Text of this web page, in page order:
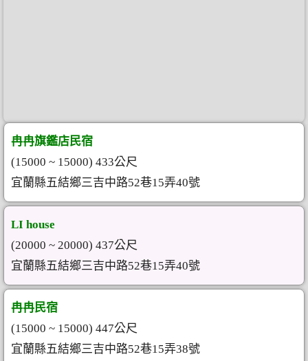
冉冉旗鑑店民宿
(15000 ~ 15000) 433公尺
宜蘭縣五結鄉三吉中路52巷15弄40號
LI house
(20000 ~ 20000) 437公尺
宜蘭縣五結鄉三吉中路52巷15弄40號
冉冉民宿
(15000 ~ 15000) 447公尺
宜蘭縣五結鄉三吉中路52巷15弄38號